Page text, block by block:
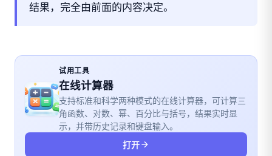
结果，完全由前面的内容决定。
试用工具
在线计算器
支持标准和科学两种模式的在线计算器，可计算三
角函数、对数、幂、百分比与括号，结果实时显
示，并带历史记录和键盘输入。
打开